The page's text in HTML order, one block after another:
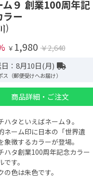
ム９ 創業100周年記
ラー
)
￥ 1,980 ￥2,640
：8月10日(月)
ス（郵便受けへお届け）
商品詳細・ご注文
ハタといえばネーム９。
ネーム印に日本の「世界遺
象徴するカラーが登場。
ハタ創業100周年記念カラー
です。
の色は朱色です。